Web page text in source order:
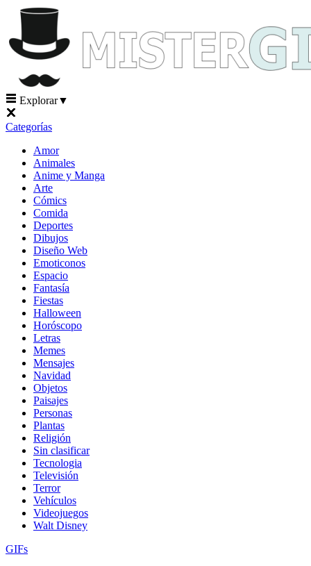
Explorar▼
Categorías
Amor
Animales
Anime y Manga
Arte
Cómics
Comida
Deportes
Dibujos
Diseño Web
Emoticonos
Espacio
Fantasía
Fiestas
Halloween
Horóscopo
Letras
Memes
Mensajes
Navidad
Objetos
Paisajes
Personas
Plantas
Religión
Sin clasificar
Tecnologia
Televisión
Terror
Vehículos
Videojuegos
Walt Disney
GIFs